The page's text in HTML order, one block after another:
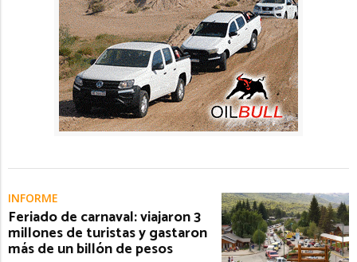
INFORME
Feriado de carnaval: viajaron 3
millones de turistas y gastaron
más de un billón de pesos